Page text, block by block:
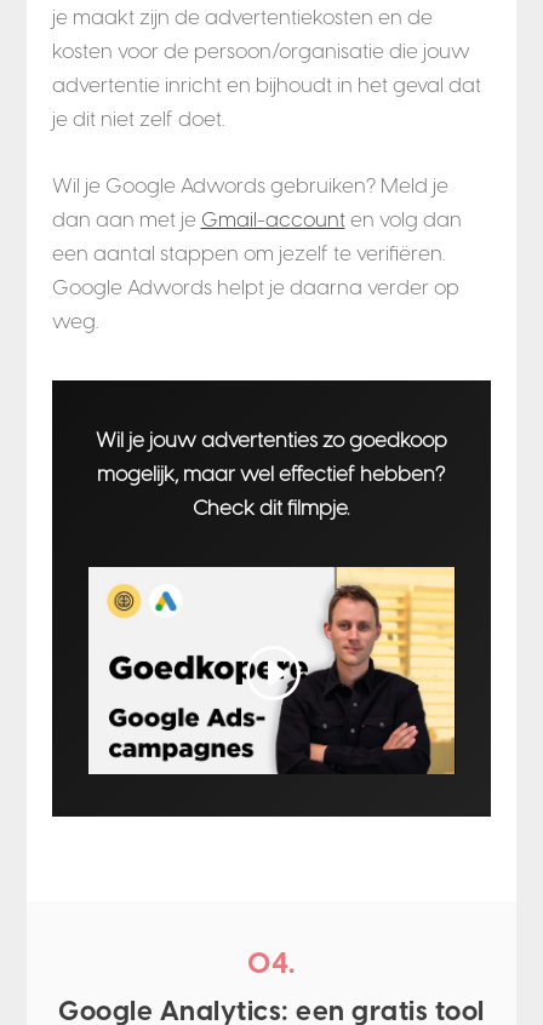
je maakt zijn de advertentiekosten en de
kosten voor de persoon/organisatie die jouw
advertentie inricht en bijhoudt in het geval dat
je dit niet zelf doet.
Wil je Google Adwords gebruiken? Meld je
dan aan met je Gmail-accounten volg dan
een aantal stappen om jezelf te verifiëren.
Google Adwords helpt je daarna verder op
weg.
Wil je jouw advertenties zo goedkoop
mogelijk, maar wel effectief hebben?
Check dit filmpje.
04.
Google Analytics: een gratis tool